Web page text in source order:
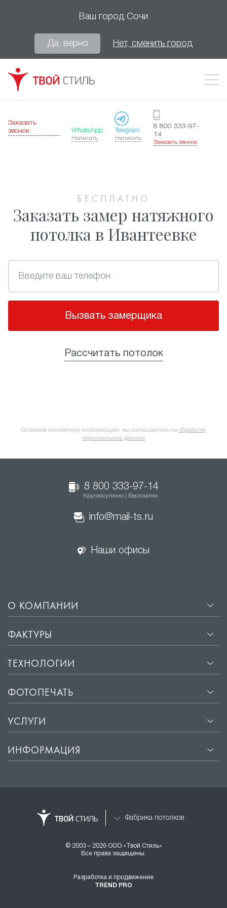
Ваш город Сочи
Да, верно Нет, сменить город
Заказать
звонок
WhatsApp
Написать
Telegram
Написать
8 800 333-97-
14
Заказать звонок
БЕСПЛАТНО
Заказать замер натяжного
потолка в Ивантеевке
Вызвать замерщика
Рассчитать потолок
Оставляя контактную информацию, вы соглашаетесь на обработку
персональных данных
8 800 333-97-14
Круглосуточно | Бесплатно
info@mail-ts.ru
Наши офисы
О КОМПАНИИ
ФАКТУРЫ
ТЕХНОЛОГИИ
ФОТОПЕЧАТЬ
УСЛУГИ
ИНФОРМАЦИЯ
Фабрика потолков
© 2003 – 2026 ООО «Твой Стиль»
Все права защищены.
Разработка и продвижение
TREND PRO